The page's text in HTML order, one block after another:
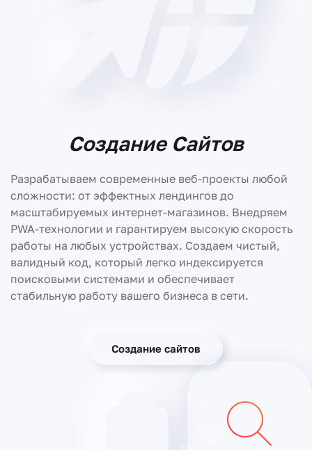
Создание Сайтов
Разрабатываем современные веб-проекты любой
сложности: от эффектных лендингов до
масштабируемых интернет-магазинов. Внедряем
PWA-технологии и гарантируем высокую скорость
работы на любых устройствах. Создаем чистый,
валидный код, который легко индексируется
поисковыми системами и обеспечивает
стабильную работу вашего бизнеса в сети.
Создание сайтов